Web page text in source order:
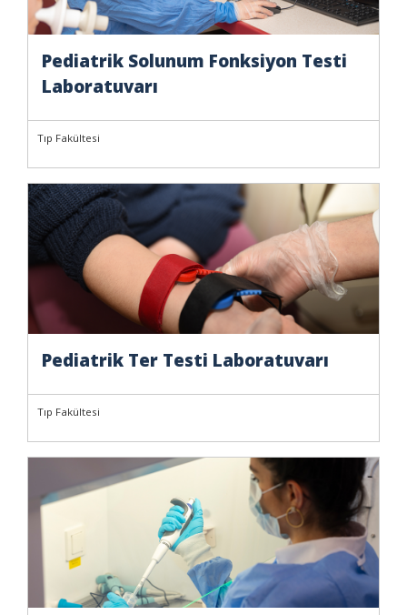
Pediatrik Solunum Fonksiyon Testi
Laboratuvarı
Tıp Fakültesi
Pediatrik Ter Testi Laboratuvarı
Tıp Fakültesi